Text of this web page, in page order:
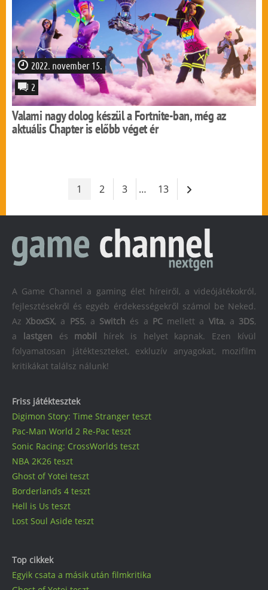
2022. november 15.
2
Valami nagy dolog készül a Fortnite-ban, még az
aktuális Chapter is előbb véget ér
1 2 3 … 13
Friss játéktesztek
Digimon Story: Time Stranger teszt
Pac-Man World 2 Re-Pac teszt
Sonic Racing: CrossWorlds teszt
NBA 2K26 teszt
Ghost of Yotei teszt
Borderlands 4 teszt
Hell is Us teszt
Lost Soul Aside teszt
Top cikkek
Egyik csata a másik után filmkritika
A Game Channel a gaming élet híreiről, a videójátékokról,
fejlesztésekről és egyéb érdekességekről számol be Neked.
AzXboxSX, a PS5, a Switch és a PCmellett a Vita, a 3DS,
a lastgen és mobil hírek is helyet kapnak. Ezen kívül
folyamatosan játékteszteket, exkluzív anyagokat, mozifilm
kritikákat találsz nálunk!